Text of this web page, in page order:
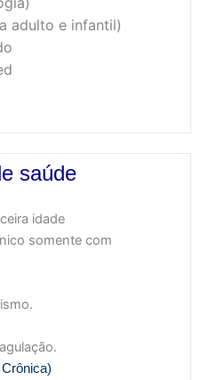
adulto e infantil)
saúde
idade
somente com